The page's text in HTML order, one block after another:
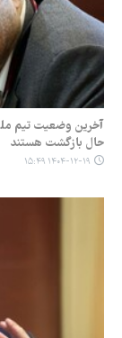
آخرین وضعیت تیم
حال بازگشت هستند
۱۴۰۴-۱۲-۱۹ ۱۵:۴۹